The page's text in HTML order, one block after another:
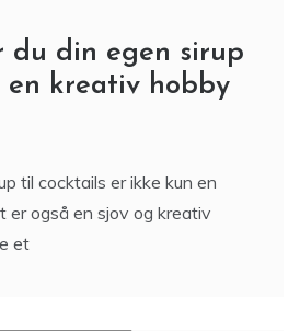
du din egen sirup
en kreativ hobby
til cocktails er ikke kun en
er også en sjov og kreativ
et